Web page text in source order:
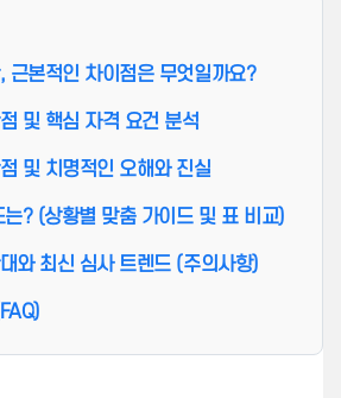
근본적인 차이점은 무엇일까요?
및 핵심 자격 요건 분석
및 치명적인 오해와 진실
? (상황별 맞춤 가이드 및 표 비교)
와 최신 심사 트렌드 (주의사항)